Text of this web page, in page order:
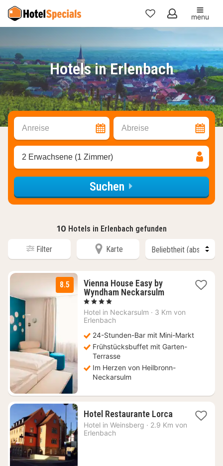
Meine
menu
Hotels in Erlenbach
Anreise Abreise
2 Erwachsene (1 Zimmer)
Suchen
10 Hotels in Erlenbach gefunden
Filter Karte
8.5
Vienna House Easy by
Wyndham Neckarsulm2
ab
, 4 Sterne
Hotel in Neckarsulm · 3 Km von
Erlenbach
24-Stunden-Bar mit Mini-Markt
Frühstücksbuffet mit Garten-
Terrasse
Im Herzen von Heilbronn-
Neckarsulm
Hotel Restaurante Lorca1
Nacht
Hotel in Weinsberg · 2.9 Km von
Erlenbach